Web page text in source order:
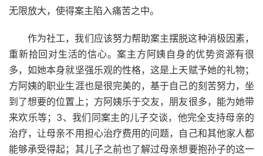
无限放大，使得案主陷入痛苦之中。
作为社工，我们应该努力帮助案主摆脱这种消极因素，
重新拾回对生活的信心。案主方阿姨自身的优势资源有很
多，如她本身就坚强乐观的性格，这是上天赋予她的礼物；
方阿姨的职业生涯也是很完美的，基于自己的刻苦努力，坐
到了想要的位置上；方阿姨乐于交友，朋友很多，能为她带
来欢乐等；3、我们同案主的儿子交谈，他完全支持母亲的
治疗，让母亲不用担心治疗费用的问题，自己和其他家人都
能够承受得起；其儿子之前也了解过母亲想要抱孙子的这一